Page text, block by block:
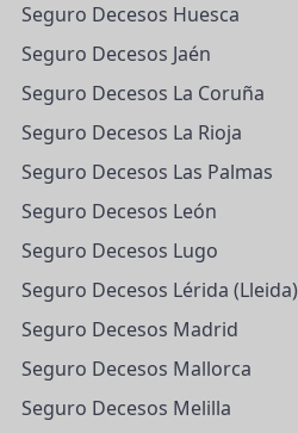
Seguro Decesos Huesca
Seguro Decesos Jaén
Seguro Decesos La Coruña
Seguro Decesos La Rioja
Seguro Decesos Las Palmas
Seguro Decesos León
Seguro Decesos Lugo
Seguro Decesos Lérida (Lleida)
Seguro Decesos Madrid
Seguro Decesos Mallorca
Seguro Decesos Melilla